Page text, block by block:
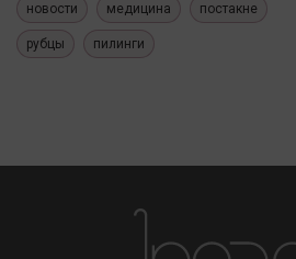
новости медицина постакне
рубцы пилинги